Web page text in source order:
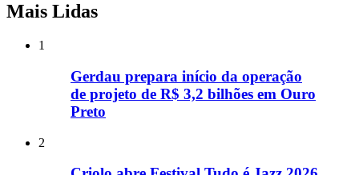
Mais Lidas
1
Gerdau prepara início da operação
de projeto de R$ 3,2 bilhões em Ouro
Preto
2